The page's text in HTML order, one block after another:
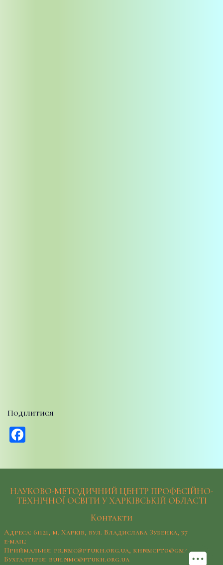
Поділитися
НАУКОВО-МЕТОДИЧНИЙ ЦЕНТР ПРОФЕСІЙНО-
ТЕХНІЧНОЇ ОСВІТИ У ХАРКІВСЬКІЙ ОБЛАСТІ
Контакти
Адреса: 61121, м. Харків, вул. Владислава Зубенка, 37
e-mail:
Приймальня: pr.nmc@ptukh.org.ua, khnmcpto@gmail.com
Бухгалтерія: buh.nmc@ptukh.org.ua